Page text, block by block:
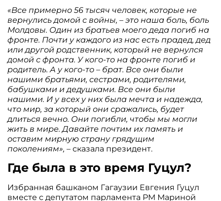
«Все примерно 56 тысяч человек, которые не
вернулись домой с войны, – это наша боль, боль
Молдовы. Один из братьев моего деда погиб на
фронте. Почти у каждого из нас есть прадед, дед
или другой родственник, который не вернулся
домой с фронта. У кого-то на фронте погиб и
родитель. А у кого-то – брат. Все они были
нашими братьями, сестрами, родителями,
бабушками и дедушками. Все они были
нашими. И у всех у них была мечта и надежда,
что мир, за который они сражались, будет
длиться вечно. Они погибли, чтобы мы могли
жить в мире. Давайте почтим их память и
оставим мирную страну грядущим
поколениям», – сказала президент.
Где была в это время Гуцул?
Избранная башканом Гагаузии Евгения Гуцул
вместе с депутатом парламента РМ Мариной